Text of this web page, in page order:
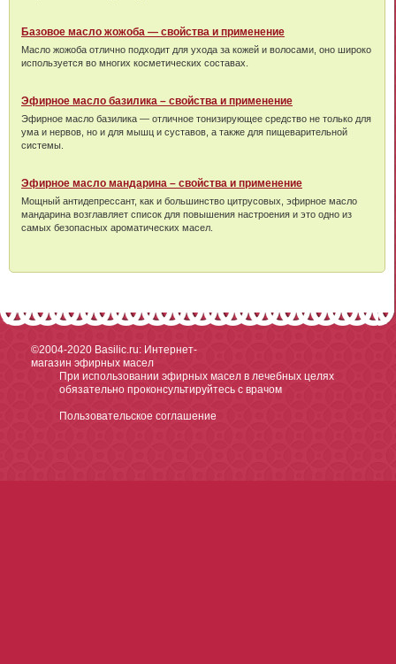
Базовое масло жожоба — свойства и применение
Масло жожоба отлично подходит для ухода за кожей и волосами, оно широко
используется во многих косметических составах.
Эфирное масло базилика – свойства и применение
Эфирное масло базилика — отличное тонизирующее средство не только для
ума и нервов, но и для мышц и суставов, а также для пищеварительной
системы.
Эфирное масло мандарина – свойства и применение
Мощный антидепрессант, как и большинство цитрусовых, эфирное масло
мандарина возглавляет список для повышения настроения и это одно из
самых безопасных ароматических масел.
©2004-2020 Basilic.ru: Интернет-
магазин эфирных масел
При использовании эфирных масел в лечебных целях
обязательно проконсультируйтесь с врачом
Пользовательское соглашение